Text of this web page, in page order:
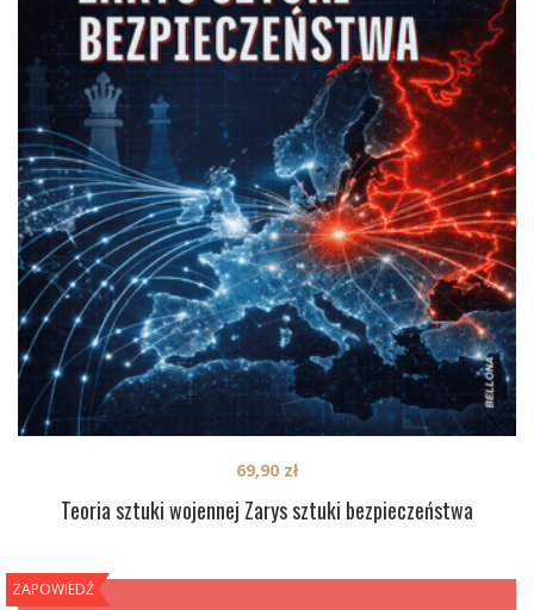
Teoria sztuki wojennej Zarys sztuki bezpieczeństwa
69,90 zł
ZAPOWIEDŹ